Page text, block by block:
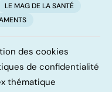
LE MAG DE LA SANTÉ
des cookies
de confidentialité
thématique